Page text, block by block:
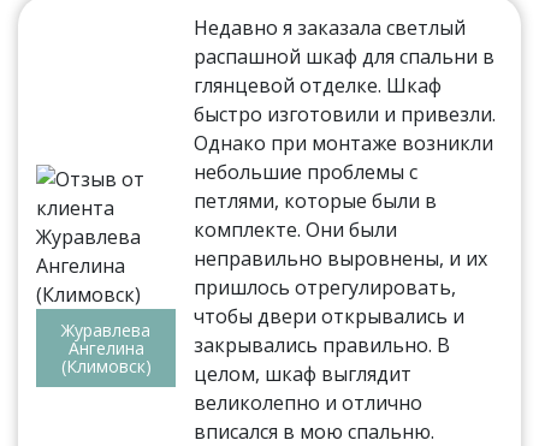
Журавлева
Ангелина
(Климовск)
Недавно я заказала светлый
распашной шкаф для спальни в
глянцевой отделке. Шкаф
быстро изготовили и привезли.
Однако при монтаже возникли
небольшие проблемы с
петлями, которые были в
комплекте. Они были
неправильно выровнены, и их
пришлось отрегулировать,
чтобы двери открывались и
закрывались правильно. В
целом, шкаф выглядит
великолепно и отлично
вписался в мою спальню.